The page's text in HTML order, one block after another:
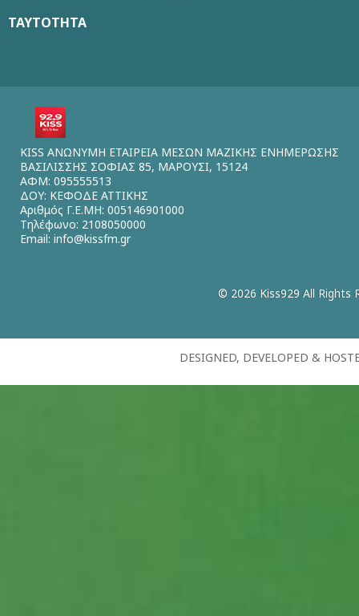
ΤΑΥΤΟΤΗΤΑ
KISS ΑΝΩΝΥΜΗ ΕΤΑΙΡΕΙΑ ΜΕΣΩΝ ΜΑΖΙΚΗΣ ΕΝΗΜΕΡΩΣΗΣ
ΒΑΣΙΛΙΣΣΗΣ ΣΟΦΙΑΣ 85, ΜΑΡΟΥΣΙ, 15124
ΑΦΜ: 095555513
ΔΟΥ: ΚΕΦΟΔΕ ΑΤΤΙΚΗΣ
Αριθμός Γ.Ε.ΜΗ: 005146901000
Τηλέφωνο: 2108050000
Email: info@kissfm.gr
© 2026 Kiss929 All Rights
DESIGNED, DEVELOPED &